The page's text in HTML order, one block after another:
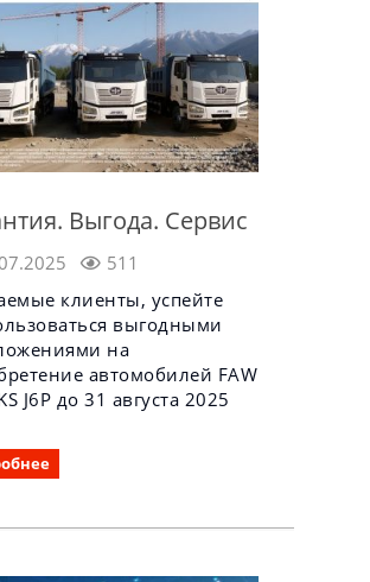
Выгода. Сервис
511
клиенты, успейте
выгодными
на
автомобилей FAW
J6P до 31 августа 2025